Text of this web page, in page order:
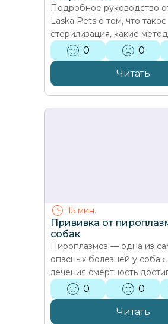
Подробное руководство
Laska Pets о том, что такое
стерилизация, какие
используются, когда лучше
проводить операцию,
она предотвращает…
0 0
Читать
15 мин.
Прививка от
собак
Пироплазмоз — одна из
опасных болезней у
лечения смертность
Ветеринар Рустам
эксперт выездной
0 0
Читать